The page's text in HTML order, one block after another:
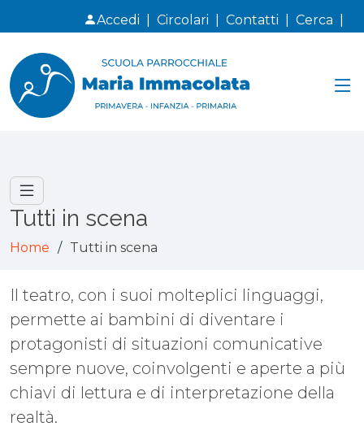
Accedi Circolari Contatti Cerca
Tutti in scena
Home Tutti in scena
Il teatro, con i suoi molteplici linguaggi,
permette ai bambini di diventare i
protagonisti di situazioni comunicative
sempre nuove, coinvolgenti e aperte a più
chiavi di lettura e di interpretazione della
realtà.